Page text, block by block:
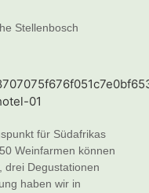
Stellenbosch
für Südafrikas
Weinfarmen können
drei Degustationen
haben wir in